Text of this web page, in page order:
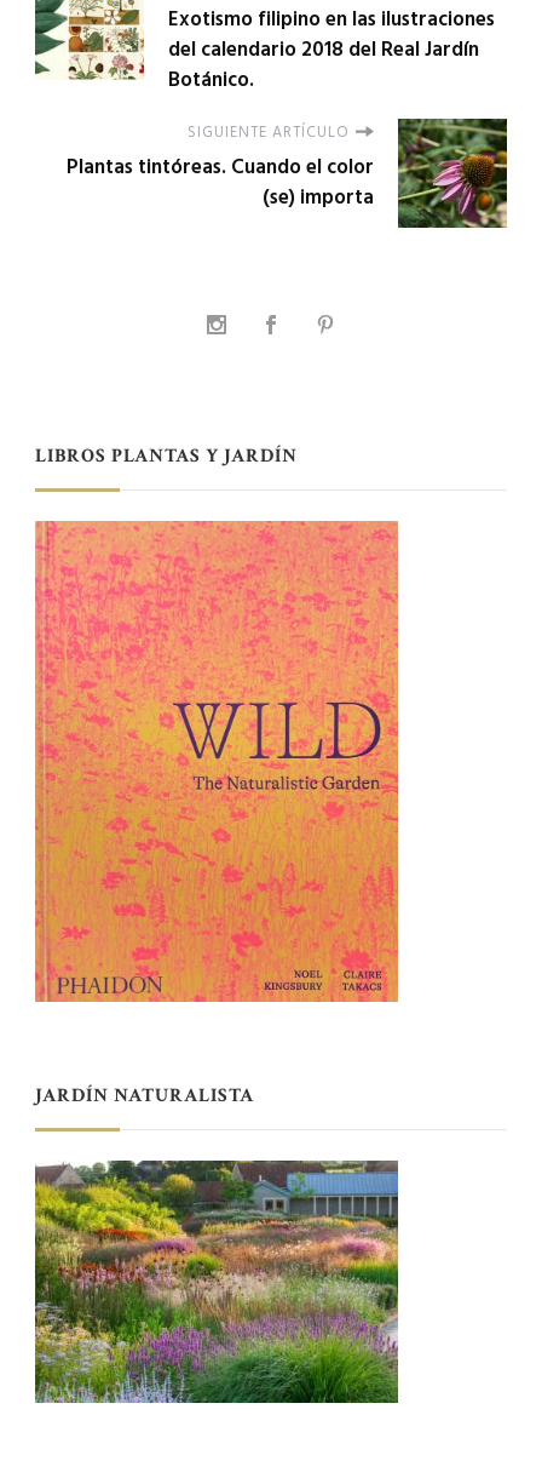
Exotismo filipino en las ilustraciones
del calendario 2018 del Real Jardín
Botánico.
SIGUIENTE ARTÍCULO
Plantas tintóreas. Cuando el color
(se) importa
LIBROS PLANTAS Y JARDÍN
JARDÍN NATURALISTA